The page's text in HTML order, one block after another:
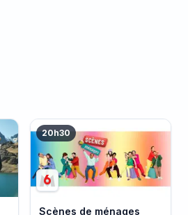
20h30
Scènes de ménages